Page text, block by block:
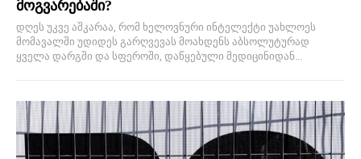
მოგვარებაში?
დღეს უკვე აშკარაა, რომ ხელოვნური ინტელექტი უახლოეს
მომავალში უდიდეს გარღვევას მოახდენს აბსოლუტურად
ყველა დარგში და სფეროში, დაწყებული მედიცინიდან...